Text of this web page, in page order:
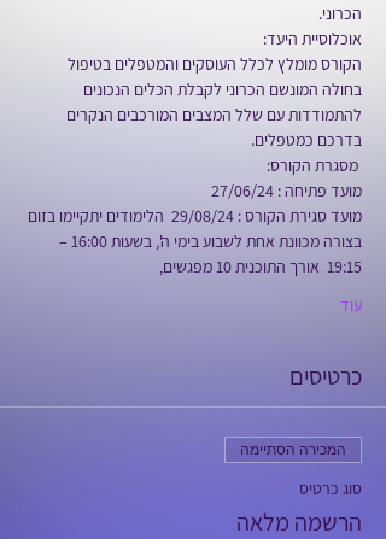
הכרוני.
אוכלוסיית היעד:
הקורס מומלץ לכלל העוסקים והמטפלים בטיפול
בחולה המונשם הכרוני לקבלת הכלים הנכונים
להתמודדות עם שלל המצבים המורכבים הנקרים
בדרכם כמטפלים.
מסגרת הקורס:
מועד פתיחה : 27/06/24
מועד סגירת הקורס : 29/08/24  הלימודים יתקיימו בזום
בצורה מכוונת אחת לשבוע בימי ה', בשעות 16:00 –
19:15  אורך התוכנית 10 מפגשים,
עוד
כרטיסים
המכירה הסתיימה
סוג כרטיס
הרשמה מלאה